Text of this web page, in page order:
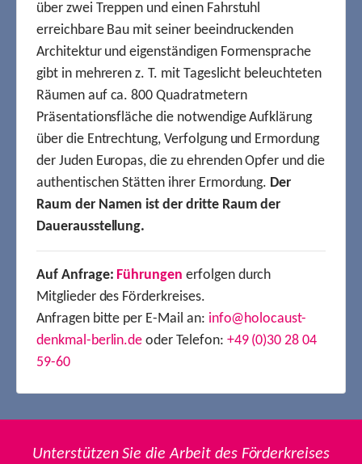
über zwei Treppen und einen Fahrstuhl
erreichbare Bau mit seiner beeindruckenden
Architektur und eigenständigen Formensprache
gibt in mehreren z. T. mit Tageslicht beleuchteten
Räumen auf ca. 800 Quadratmetern
Präsentationsfläche die notwendige Aufklärung
über die Entrechtung, Verfolgung und Ermordung
der Juden Europas, die zu ehrenden Opfer und die
authentischen Stätten ihrer Ermordung. Der
Raum der Namen ist der dritte Raum der
Dauerausstellung.
Auf Anfrage: Führungen erfolgen durch
Mitglieder des Förderkreises.
Anfragen bitte per E-Mail an: info@holocaust-
denkmal-berlin.de oder Telefon: +49 (0)30 28 04
59-60
Unterstützen Sie die Arbeit des Förderkreises